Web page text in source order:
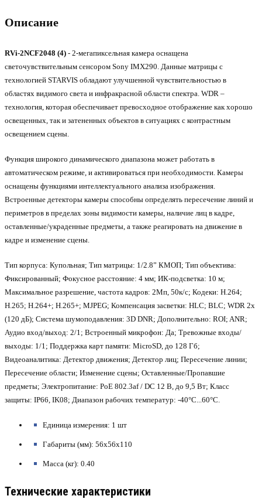
Описание
RVi-2NCF2048 (4) - 2-мегапиксельная камера оснащена
светочувствительным сенсором Sony IMX290. Данные матрицы с
технологией STARVIS обладают улучшенной чувствительностью в
областях видимого света и инфракрасной области спектра. WDR –
технология, которая обеспечивает превосходное отображение как хорошо
освещенных, так и затененных объектов в ситуациях с контрастным
освещением сцены.
Функция широкого динамического диапазона может работать в
автоматическом режиме, и активироваться при необходимости. Камеры
оснащены функциями интеллектуального анализа изображения.
Встроенные детекторы камеры способны определять пересечение линий и
периметров в пределах зоны видимости камеры, наличие лиц в кадре,
оставленные/украденные предметы, а также реагировать на движение в
кадре и изменение сцены.
Тип корпуса: Купольная; Тип матрицы: 1/2.8” КМОП; Тип объектива:
Фиксированный; Фокусное расстояние: 4 мм; ИК-подсветка: 10 м;
Максимальное разрешение, частота кадров: 2Мп, 50к/с; Кодеки: H.264;
H.265; H.264+; H.265+; MJPEG; Компенсация засветки: HLC; BLC; WDR 2x
(120 дБ); Система шумоподавления: 3D DNR; Дополнительно: ROI; ANR;
Аудио вход/выход: 2/1; Встроенный микрофон: Да; Тревожные входы/
выходы: 1/1; Поддержка карт памяти: MicroSD, до 128 Гб;
Видеоаналитика: Детектор движения; Детектор лиц; Пересечение линии;
Пересечение области; Изменение сцены; Оставленные/Пропавшие
предметы; Электропитание: PoE 802.3af / DC 12 В, до 9,5 Вт; Класс
защиты: IP66, IK08; Диапазон рабочих температур: -40°С...60°С.
Единица измерения: 1 шт
Габариты (мм): 56x56x110
Масса (кг): 0.40
Технические характеристики